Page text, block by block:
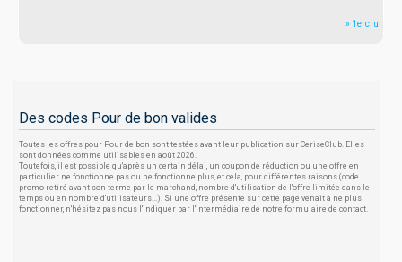
» 1ercru
Des codes Pour de bon valides
Toutes les offres pour Pour de bon sont testées avant leur publication sur CeriseClub. Elles
sont données comme utilisables en août 2026.
Toutefois, il est possible qu'après un certain délai, un coupon de réduction ou une offre en
particulier ne fonctionne pas ou ne fonctionne plus, et cela, pour différentes raisons (code
promo retiré avant son terme par le marchand, nombre d'utilisation de l'offre limitée dans le
temps ou en nombre d'utilisateurs...). Si une offre présente sur cette page venait à ne plus
fonctionner, n'hésitez pas nous l'indiquer par l'intermédiaire de notre formulaire de contact.